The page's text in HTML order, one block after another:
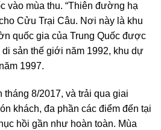
vào mùa thu. “Thiên đường hạ
Cửu Trại Câu. Nơi này là khu
quốc gia của Trung Quốc được
sản thế giới năm 1992, khu dự
1997.
tháng 8/2017, và trải qua giai
khách, đa phần các điểm đến tại
hồi gần như hoàn toàn. Mùa